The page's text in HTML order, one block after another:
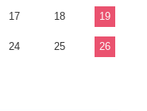
17 18 19
24 25 26